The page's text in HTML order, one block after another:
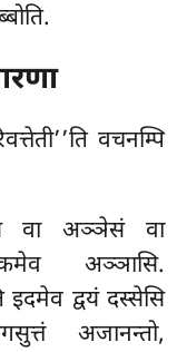
वचनम्पि
वा अञ्ञेसं वा
अञ्ञासि.
इदमेव द्वयं दस्सेसि
अजानन्तो,